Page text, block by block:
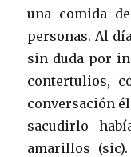
una comida
personas. Al
sin duda por
contertulios,
conversación
sacudirlo
amarillos